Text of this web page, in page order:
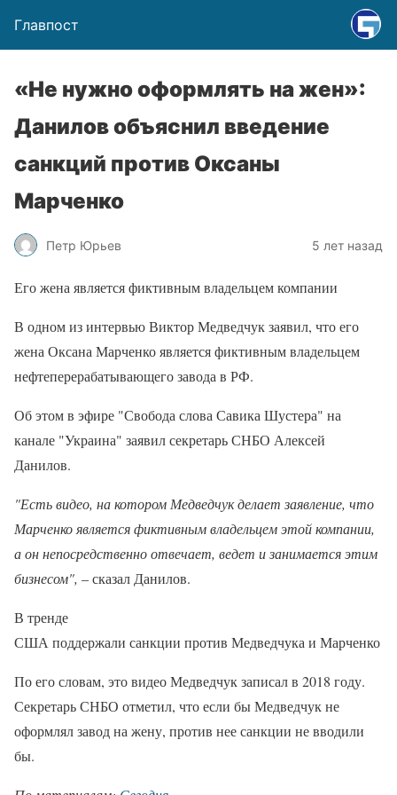
Главпост
«Не нужно оформлять на жен»:
Данилов объяснил введение
санкций против Оксаны
Марченко
Петр Юрьев 5 лет назад
Его жена является фиктивным владельцем компании
В одном из интервью Виктор Медведчук заявил, что его
жена Оксана Марченко является фиктивным владельцем
нефтеперерабатывающего завода в РФ.
Об этом в эфире "Свобода слова Савика Шустера" на
канале "Украина" заявил секретарь СНБО Алексей
Данилов.
"Есть видео, на котором Медведчук делает заявление, что
Марченко является фиктивным владельцем этой компании,
а он непосредственно отвечает, ведет и занимается этим
бизнесом", – сказал Данилов.
В тренде
США поддержали санкции против Медведчука и Марченко
По его словам, это видео Медведчук записал в 2018 году.
Секретарь СНБО отметил, что если бы Медведчук не
оформлял завод на жену, против нее санкции не вводили
бы.